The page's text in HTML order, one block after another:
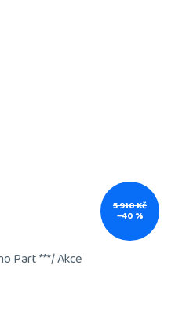
5 910 Kč
–40 %
Part ***/ Akce